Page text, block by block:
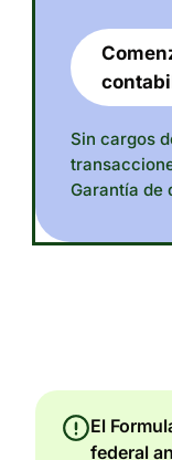
Sin cargos
Garantía de
El
federal